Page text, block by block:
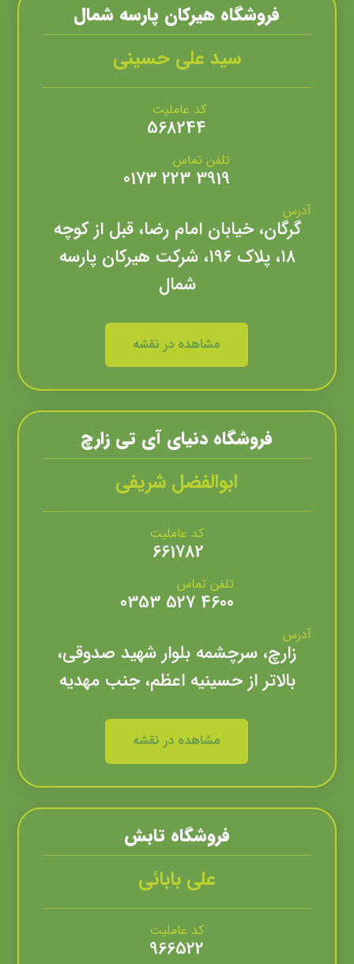
فروشگاه هیرکان پارسه شمال
سید علی حسینی
کد عاملیت
568244
تلفن تماس
3919 223 0173
آدرس
گرگان، خیابان امام رضا، قبل از کوچه
۱۸، پلاک ۱۹۶، شرکت هیرکان پارسه
شمال
مشاهده در نقشه
فروشگاه دنیای آی تی زارچ
ابوالفضل شریفی
کد عاملیت
661782
تلفن تماس
4600 527 0353
آدرس
زارچ، سرچشمه بلوار شهید صدوقی،
بالاتر از حسینیه اعظم، جنب مهدیه
مشاهده در نقشه
فروشگاه تابش
علی بابائی
کد عاملیت
966522